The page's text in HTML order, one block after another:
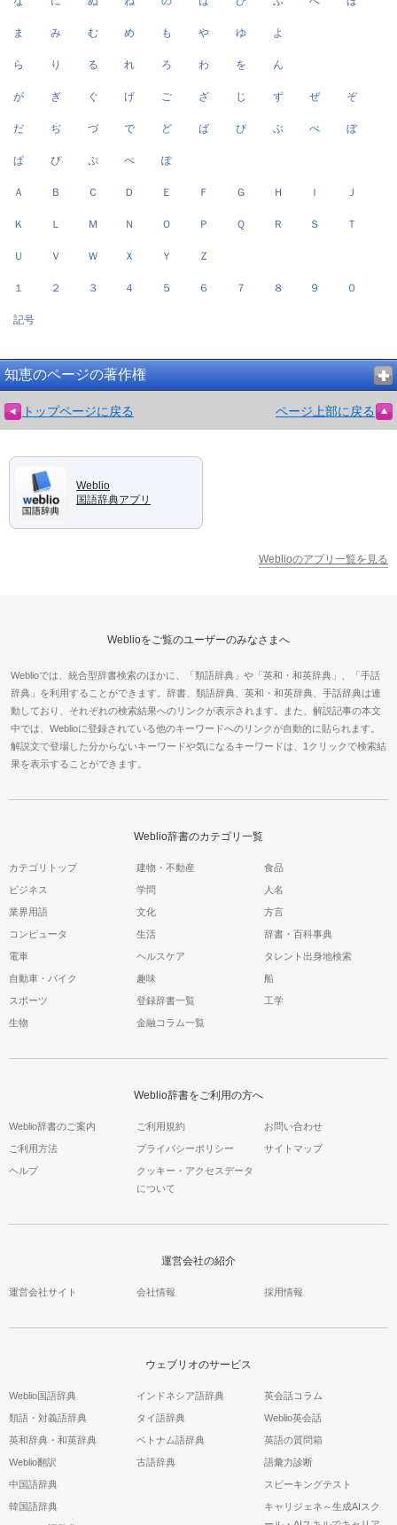
ま み む め も や ゆ よ
ら り る れ ろ わ を ん
が ぎ ぐ げ ご ざ じ ず ぜ ぞ
だ ぢ づ で ど ば び ぶ べ ぼ
ぱ ぴ ぷ ぺ ぽ
Ａ Ｂ Ｃ Ｄ Ｅ Ｆ Ｇ Ｈ Ｉ Ｊ
Ｋ Ｌ Ｍ Ｎ Ｏ Ｐ Ｑ Ｒ Ｓ Ｔ
Ｕ Ｖ Ｗ Ｘ Ｙ Ｚ
１ ２ ３ ４ ５ ６ ７ ８ ９ ０
記号
知恵のページの著作権
トップページに戻る ページ上部に戻る
Weblio
国語辞典アプリ
Weblioのアプリ一覧を見る
Weblioをご覧のユーザーのみなさまへ
Weblioでは、統合型辞書検索のほかに、「類語辞典」や「英和・和英辞典」、「手話
辞典」を利用することができます。辞書、類語辞典、英和・和英辞典、手話辞典は連
動しており、それぞれの検索結果へのリンクが表示されます。また、解説記事の本文
中では、Weblioに登録されている他のキーワードへのリンクが自動的に貼られます。
解説文で登場した分からないキーワードや気になるキーワードは、1クリックで検索結
果を表示することができます。
Weblio辞書のカテゴリ一覧
カテゴリトップ 建物・不動産 食品
ビジネス 学問 人名
業界用語 文化 方言
コンピュータ 生活 辞書・百科事典
電車 ヘルスケア タレント出身地検索
自動車・バイク 趣味 船
スポーツ 登録辞書一覧 工学
生物 金融コラム一覧
Weblio辞書をご利用の方へ
Weblio辞書のご案内 ご利用規約 お問い合わせ
ご利用方法 プライバシーポリシー サイトマップ
ヘルプ
クッキー・アクセスデータ
について
運営会社の紹介
運営会社サイト 会社情報 採用情報
ウェブリオのサービス
Weblio国語辞典
類語・対義語辞典
英和辞典・和英辞典
Weblio翻訳
中国語辞典
韓国語辞典
インドネシア語辞典
タイ語辞典
ベトナム語辞典
古語辞典
英会話コラム
Weblio英会話
英語の質問箱
語彙力診断
スピーキングテスト
キャリジェネ～生成AIスク